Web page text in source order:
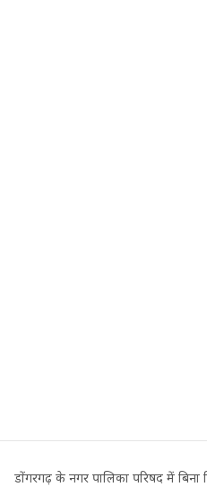
डोंगरगढ़ के नगर पालिका परिषद में